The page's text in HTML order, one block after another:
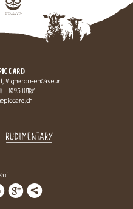
Vigneron-encaveur
1095 LUTRY
gl